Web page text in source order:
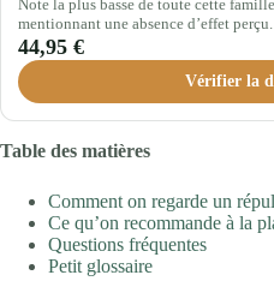
Note la plus basse de toute cette
mentionnant une absence d’effet perçu.
44,95 €
Vérifier la
Table des matières
Comment on regarde un
Ce qu’on recommande à la
Questions fréquentes
Petit glossaire